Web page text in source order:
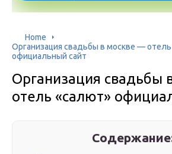
Home
Организация cвадьбы в москве —
официальный сайт
Организация cвадьбы
отель «салют»